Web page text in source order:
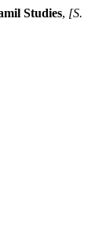
Studies, [S.